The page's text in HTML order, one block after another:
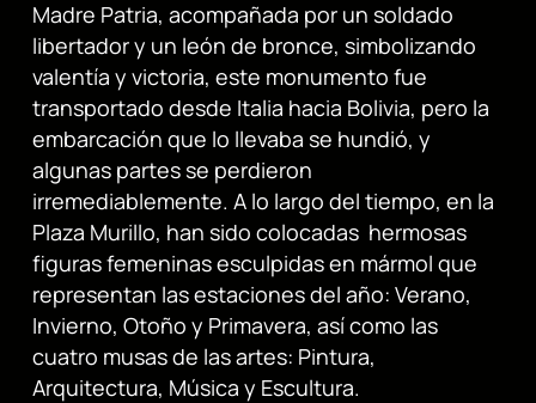
Madre Patria, acompañada por un soldado
libertador y un león de bronce, simbolizando
valentía y victoria, este monumento fue
transportado desde Italia hacia Bolivia, pero la
embarcación que lo llevaba se hundió, y
algunas partes se perdieron
irremediablemente. A lo largo del tiempo, en la
Plaza Murillo, han sido colocadas hermosas
figuras femeninas esculpidas en mármol que
representan las estaciones del año: Verano,
Invierno, Otoño y Primavera, así como las
cuatro musas de las artes: Pintura,
Arquitectura, Música y Escultura.